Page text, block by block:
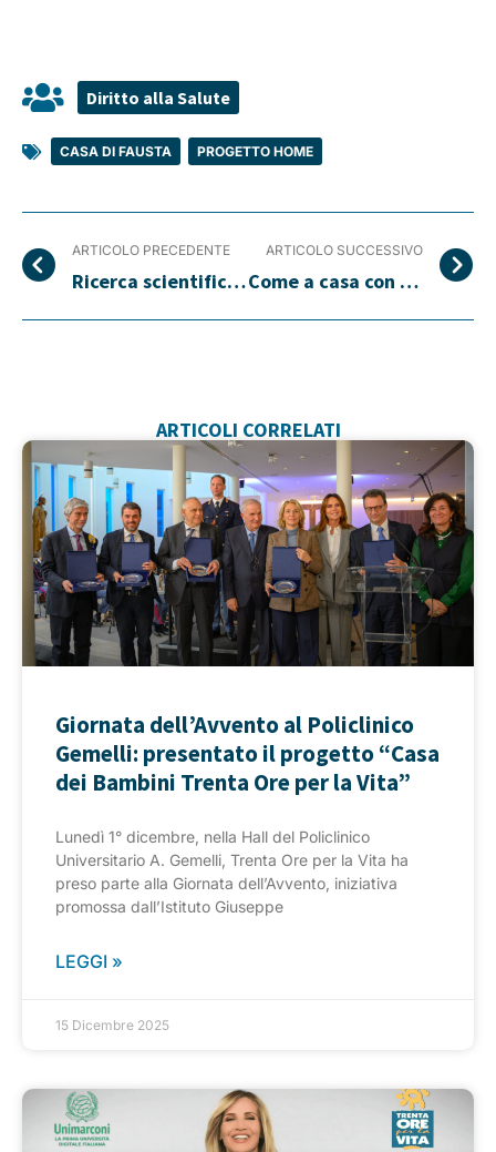
Diritto alla Salute
CASA DI FAUSTA PROGETTO HOME
ARTICOLO PRECEDENTE
Ricerca scientifica sulla sclerosi multipla
ARTICOLO SUCCESSIVO
Come a casa con mamma e papà
ARTICOLI CORRELATI
Giornata dell’Avvento al Policlinico
Gemelli: presentato il progetto “Casa
dei Bambini Trenta Ore per la Vita”
Lunedì 1° dicembre, nella Hall del Policlinico
Universitario A. Gemelli, Trenta Ore per la Vita ha
preso parte alla Giornata dell’Avvento, iniziativa
promossa dall’Istituto Giuseppe
LEGGI »
15 Dicembre 2025